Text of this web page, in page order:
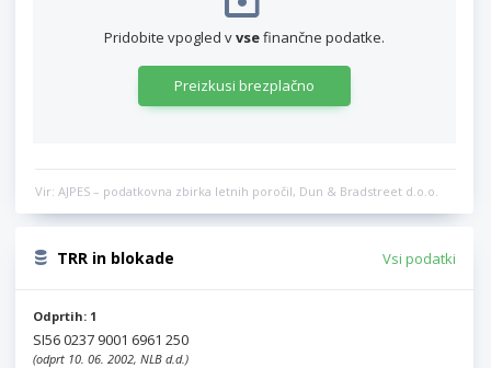
Pridobite vpogled vvsefinančne podatke.
Preizkusi brezplačno
Vir: AJPES – podatkovna zbirka letnih poročil, Dun & Bradstreet d.o.o.
TRR in blokade Vsi podatki
Odprtih: 1
SI56 0237 9001 6961 250
(odprt 10. 06. 2002, NLB d.d.)